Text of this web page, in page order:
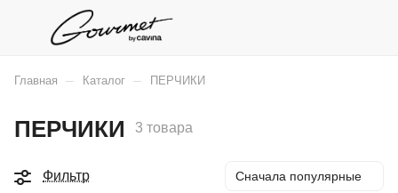
Главная – Каталог – ПЕРЧИКИ
ПЕРЧИКИ 3 товара
Фильтр Сначала популярные